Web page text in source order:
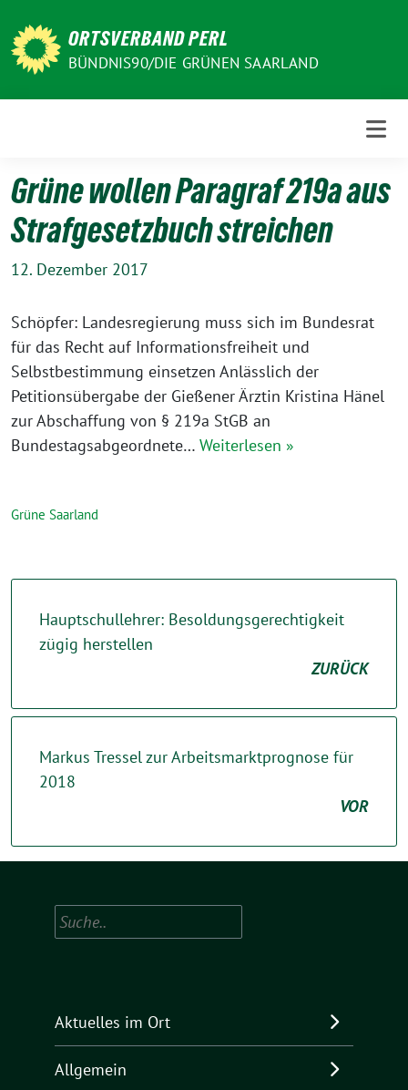
zum
Inhalt
ORTSVERBAND PERL
BÜNDNIS90/DIE GRÜNEN SAARLAND
Grüne wollen Paragraf 219a aus
Strafgesetzbuch streichen
12. Dezember 2017
Schöpfer: Landesregierung muss sich im Bundesrat
für das Recht auf Informationsfreiheit und
Selbstbestimmung einsetzen Anlässlich der
Petitionsübergabe der Gießener Ärztin Kristina Hänel
zur Abschaffung von § 219a StGB an
Bundestagsabgeordnete… Weiterlesen »
Grüne Saarland
Hauptschullehrer: Besoldungsgerechtigkeit
zügig herstellen
ZURÜCK
Markus Tressel zur Arbeitsmarktprognose für
2018
VOR
Suchen
Aktuelles im Ort
Allgemein